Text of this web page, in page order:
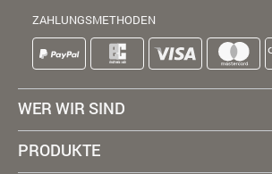
ZAHLUNGSMETHODEN
WER WIR SIND
PRODUKTE